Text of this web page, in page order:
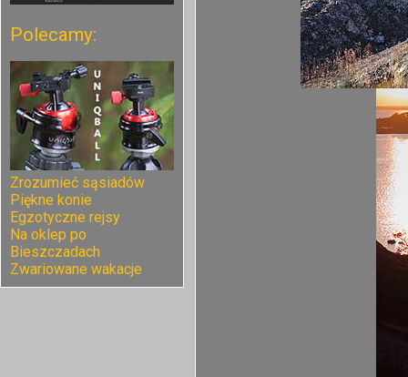
Polecamy:
Zrozumieć sąsiadów
Piękne konie
Egzotyczne rejsy
Na oklep po
Bieszczadach
Zwariowane wakacje